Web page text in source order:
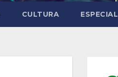
CULTURA ESPECIAL